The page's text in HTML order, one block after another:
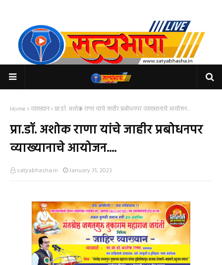
Home व्याख्यान प्रा.डॉ. अशोक राणा यांचे जाहीर प्रबोधनपर व्याख्यानाचे आयोजन....
प्रा.डॉ. अशोक राणा यांचे जाहीर प्रबोधनपर
व्याख्यानाचे आयोजन....
satyabhasha.in January 31, 2023